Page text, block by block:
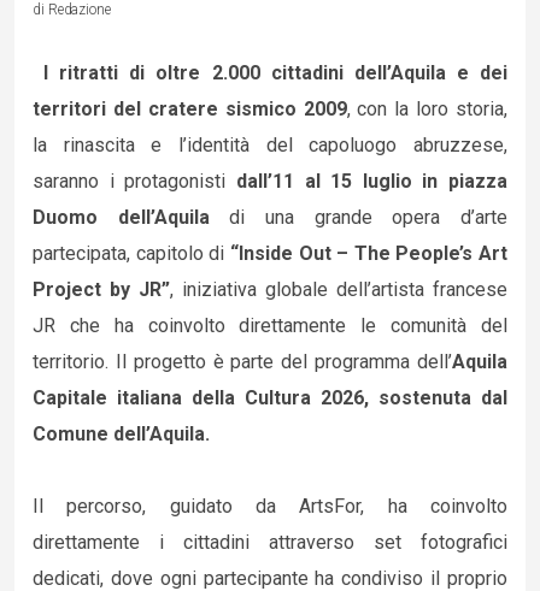
di Redazione
I ritratti di oltre 2.000 cittadini dell’Aquila e dei
territori del cratere sismico 2009, con la loro storia,
la rinascita e l’identità del capoluogo abruzzese,
saranno i protagonisti dall’11 al 15 luglio in piazza
Duomo dell’Aquiladi una grande opera d’arte
partecipata, capitolo di “Inside Out – The People’s Art
Project by JR”, iniziativa globale dell’artista francese
JR che ha coinvolto direttamente le comunità del
territorio. Il progetto è parte del programma dell’Aquila
Capitale italiana della Cultura 2026, sostenuta dal
Comune dell’Aquila.
Il percorso, guidato da ArtsFor, ha coinvolto
direttamente i cittadini attraverso set fotografici
dedicati, dove ogni partecipante ha condiviso il proprio